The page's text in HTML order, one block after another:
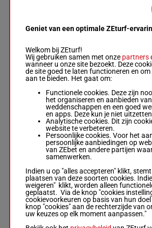
Mads
Nicklas
Korfitsen
M/9 - 2000m
1'10"9-
€ 123.056
2a 1a 4a 4a
M/9 2000m € 123.0564a 2a
NILLA LANE
Untersteiner
Untersteiner
M/6 - 2000m
1'10"3
€ 156.106
1a (25) 4a
1a 1a 1a
M/6 2000m1'10"3
€ 156.106
1a
4a 1a
HOKITA
Morten Friis
Geniet van een optimale ZEturf-
Welkom bij ZEturf!
Wij gebruiken samen met onze partners
wanneer u onze site bezoekt. Deze
de site goed te laten functioneren en
aan te bieden. Het gaat om:
Functionele cookies. Deze zijn
het organiseren en aanbieden van
weddenschappen en een goed
en apps. Deze kun je niet uitzetten.
Analytische cookies. Dit zijn
website te verbeteren.
Persoonlijke cookies. Voor het
persoonlijke aanbiedingen op
van ZEbet en andere partijen
samenwerken.
Indien u op "alles accepteren" klikt,
plaatsen van deze soorten cookies.
weigeren" klikt, worden alleen
geplaatst. Via de knop "cookies
cookievoorkeuren op basis van hun
knop "cookies" aan de rechterzijde van
uw keuzes op elk moment aanpassen."